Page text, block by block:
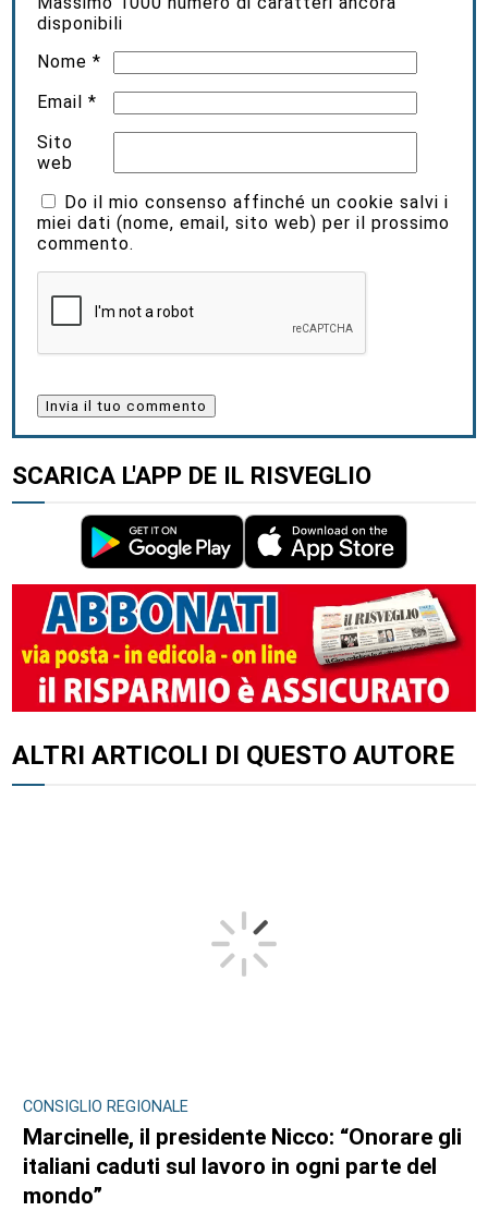
disponibili
Nome*
Email*
Sito
web
Do il mio consenso affinché un cookie salvi i
miei dati (nome, email, sito web) per il prossimo
commento.
SCARICA L'APP DE IL RISVEGLIO
ALTRI ARTICOLI DI QUESTO AUTORE
CONSIGLIO REGIONALE
Marcinelle, il presidente Nicco: “Onorare gli
italiani caduti sul lavoro in ogni parte del
mondo”